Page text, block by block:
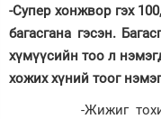
-Супер хонжвор гэх
багасгана гэсэн.
хүмүүсийн тоо л
хожих хүний тоог
-Жижиг